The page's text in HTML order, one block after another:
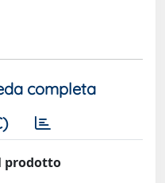
completa
prodotto